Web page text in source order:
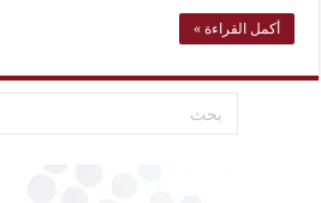
أكمل القراءة »